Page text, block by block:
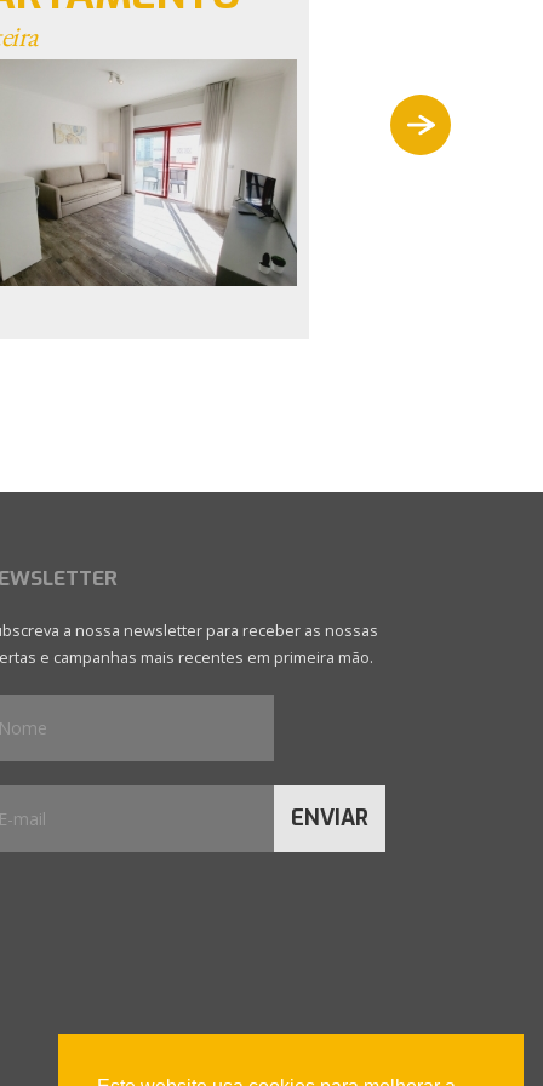
a nossa newsletter para receber as nossas
e campanhas mais recentes em primeira mão.
ENVIAR